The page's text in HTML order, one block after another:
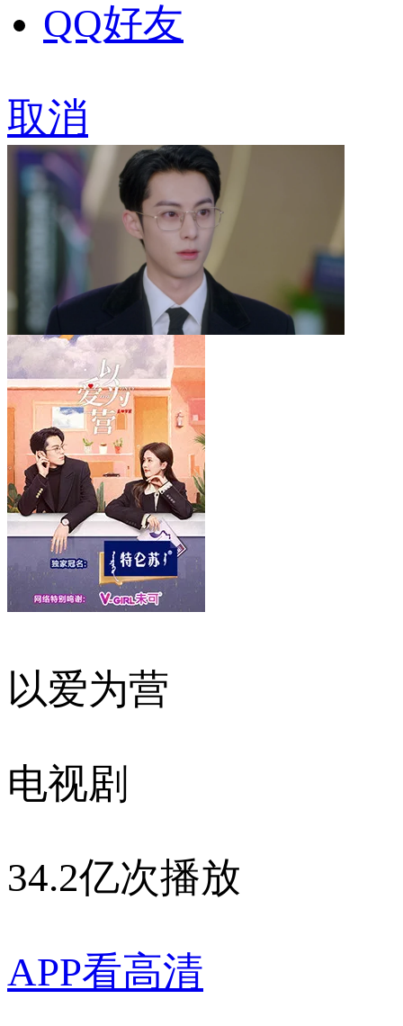
QQ好友
取消
以爱为营
电视剧
34.2亿次播放
APP看高清